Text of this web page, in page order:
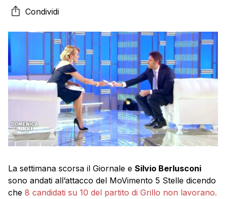
ha dato l’ennesima dimostrazione consegnando una
lista con le professioni e i mestieri dei pentastellati,
percepiti da molti eletti prima di andare ad aprire il
Parlamento come una scatoletta di tonno
Condividi
La settimana scorsa il Giornale e Silvio Berlusconi
sono andati all’attacco del MoVimento 5 Stelle dicendo
che 8 candidati su 10 del partito di Grillo non lavorano.